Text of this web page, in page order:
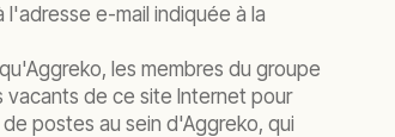
e-mail indiquée à la
les membres du groupe
vacants de ce site Internet pour
postes au sein d'Aggreko, qui